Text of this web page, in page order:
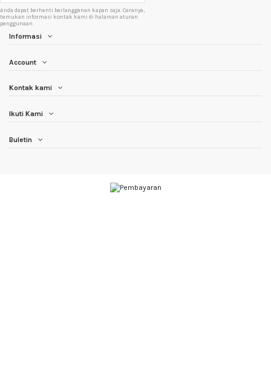
Anda dapat berhenti berlangganan kapan saja. Caranya,
temukan informasi kontak kami di halaman aturan
penggunaan.
Informasi
Account
Kontak kami
Ikuti Kami
Buletin